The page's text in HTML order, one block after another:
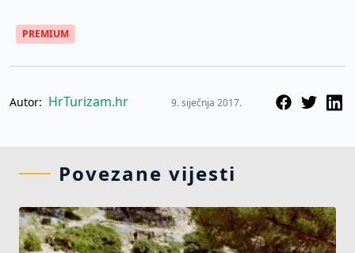
PREMIUM
Autor: HrTurizam.hr 9. siječnja 2017.
Povezane vijesti